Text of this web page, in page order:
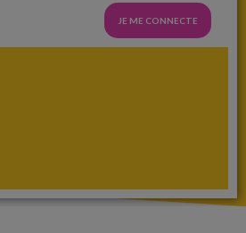
JE ME CONNECTE